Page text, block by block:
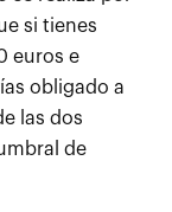
si tienes
euros e
obligado a
las dos
de